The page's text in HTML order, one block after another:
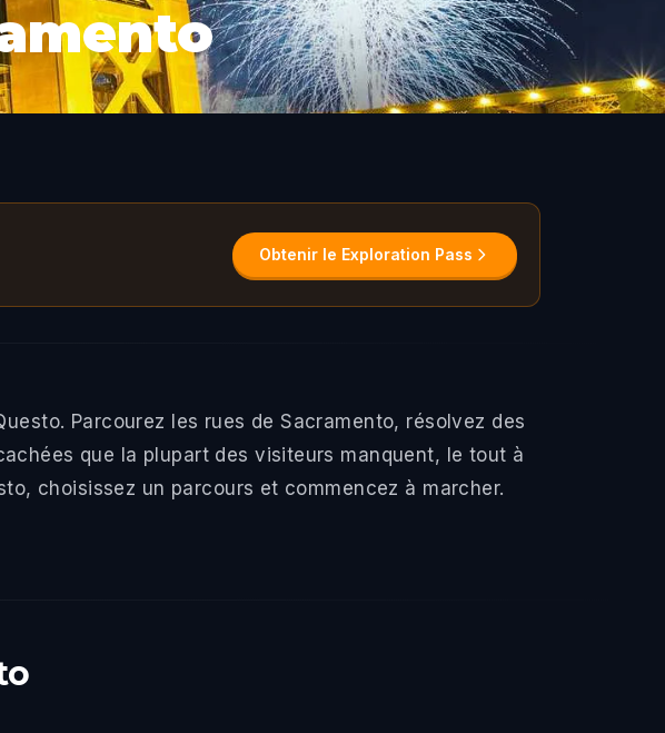
Obtenir le Exploration Pass
Parcourez les rues de Sacramento, résolvez des
que la plupart des visiteurs manquent, le tout à
choisissez un parcours et commencez à marcher.